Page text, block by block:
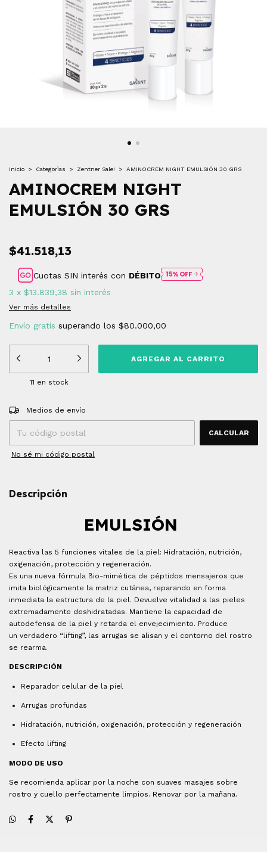
Inicio > Categorìas > Zentner Sale! > AMINOCREM NIGHT EMULSIÓN 30 GRS
AMINOCREM NIGHT
EMULSIÓN 30 GRS
$41.518,13
Cuotas SIN interés con DÉBITO
3 x $13.839,38 sin interés
Ver más detalles
Envío gratis superando los $80.000,00
11 en stock
Entregas para el CP:
Medios de envío
CALCULAR
No sé mi código postal
Descripción
EMULSIÓN
Reactiva las 5 funciones vitales de la piel: Hidratación, nutrición,
oxigenación, protección y regeneración.
Es una nueva fórmula ßio-mimética de péptidos mensajeros que
imita biológicamente la matriz cutánea, reparando en forma
inmediata la estructura de la piel. Devuelve vitalidad a las pieles
extremadamente deshidratadas. Mantiene la capacidad de
autodefensa de la piel y retarda el envejecimiento. Produce
un verdadero “lifting”, las arrugas se alisan y el contorno del rostro
se rearma.
DESCRIPCIÓN
Reparador celular de la piel
Arrugas profundas
Hidratación, nutrición, oxigenación, protección y regeneración
Efecto lifting
MODO DE USO
Se recomienda aplicar por la noche con suaves masajes sobre
rostro y cuello perfectamente limpios. Renovar por la mañana.